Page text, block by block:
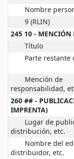
Nombre
9 (RLIN)
245 10 - MENCIÓN
Título
Parte
Mención de
responsabilidad,
260 ## -
IMPRENTA)
Lugar de
distribución, etc.
Nombre del
distribuidor, etc.